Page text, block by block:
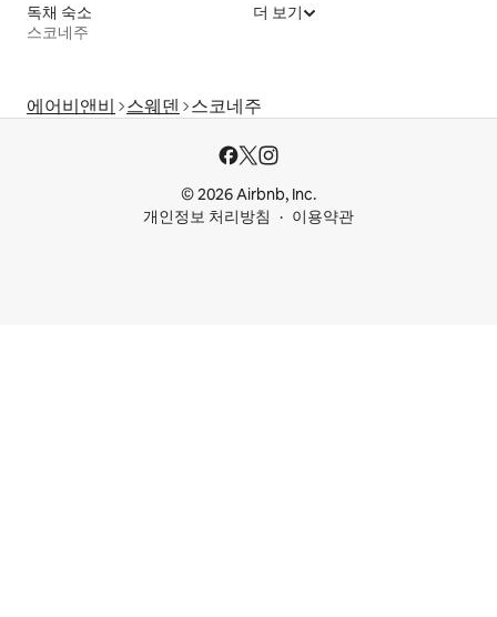
독채 숙소
스코네주
더 보기
에어비앤비 스웨덴 스코네주
© 2026 Airbnb, Inc.
개인정보 처리방침
이용약관